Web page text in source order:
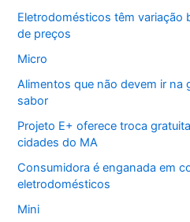
Eletrodomésticos têm variação
de preços
Micro
Alimentos que não devem ir na
sabor
Projeto E+ oferece troca
cidades do MA
Consumidora é enganada em
eletrodomésticos
Mini